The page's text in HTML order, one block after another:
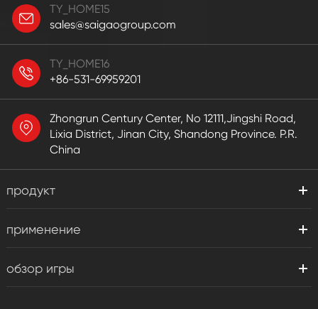
TY_HOME15
sales@saigaogroup.com
TY_HOME16
+86-531-69959201
Zhongrun Century Center, No 12111,Jingshi Road,
Lixia District, Jinan City, Shandong Province. P.R.
China
продукт
применение
обзор игры